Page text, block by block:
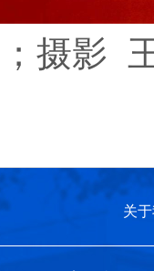
摄影
关